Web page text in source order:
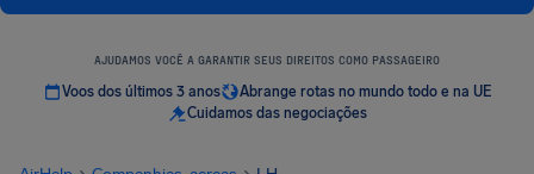
AJUDAMOS VOCÊ A GARANTIR SEUS DIREITOS COMO PASSAGEIRO
Voos dos últimos 3 anos
Abrange rotas no mundo todo e na UE
Cuidamos das negociações